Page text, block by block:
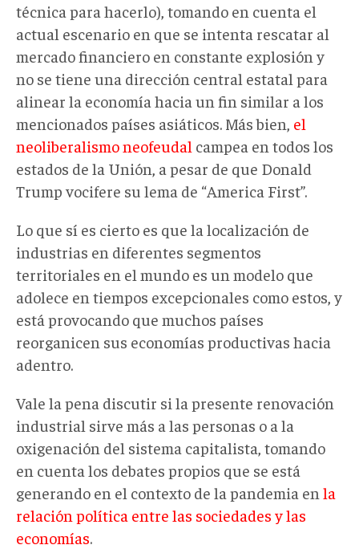
técnica para hacerlo), tomando en cuenta el
actual escenario en que se intenta rescatar al
mercado financiero en constante explosión y
no se tiene una dirección central estatal para
alinear la economía hacia un fin similar a los
mencionados países asiáticos. Más bien, el
neoliberalismo neofeudal campea en todos los
estados de la Unión, a pesar de que Donald
Trump vocifere su lema de “America First”.
Lo que sí es cierto es que la localización de
industrias en diferentes segmentos
territoriales en el mundo es un modelo que
adolece en tiempos excepcionales como estos, y
está provocando que muchos países
reorganicen sus economías productivas hacia
adentro.
Vale la pena discutir si la presente renovación
industrial sirve más a las personas o a la
oxigenación del sistema capitalista, tomando
en cuenta los debates propios que se está
generando en el contexto de la pandemia en la
relación política entre las sociedades y las
economías.